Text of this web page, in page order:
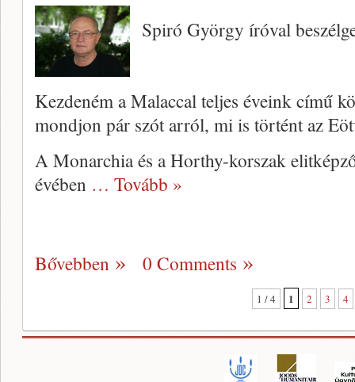
Spiró György íróval
Kezdeném a Malaccal teljes éveink című
mondjon pár szót arról, mi is történt az
A Monarchia és a Horthy-korszak
évében … Tovább »
Bővebben 0 Comments
1 / 4 1 2 3 4